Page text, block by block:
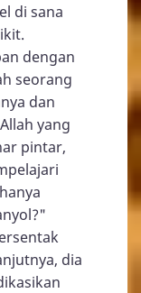
di sana
dengan
seorang
dan
yang
pintar,
dia